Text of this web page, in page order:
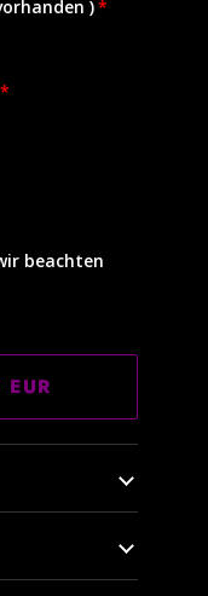
)
beachten